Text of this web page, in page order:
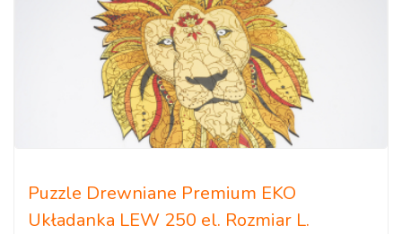
Puzzle Drewniane Premium EKO
Układanka LEW 250 el. Rozmiar L.